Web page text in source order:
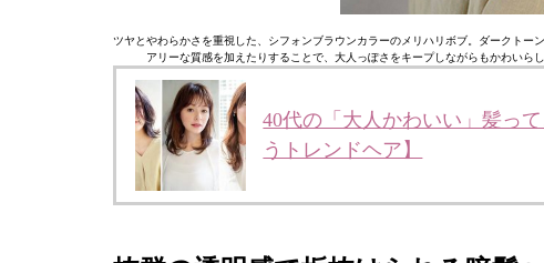
ツヤとやわらかさを重視した、シフォンブラウンカラーのメリハリボブ。ダークト
アリーな質感を加えたりすることで、大人っぽさをキープしながらもかわいら
40代の「大人かわいい」髪っ
うトレンドヘア】